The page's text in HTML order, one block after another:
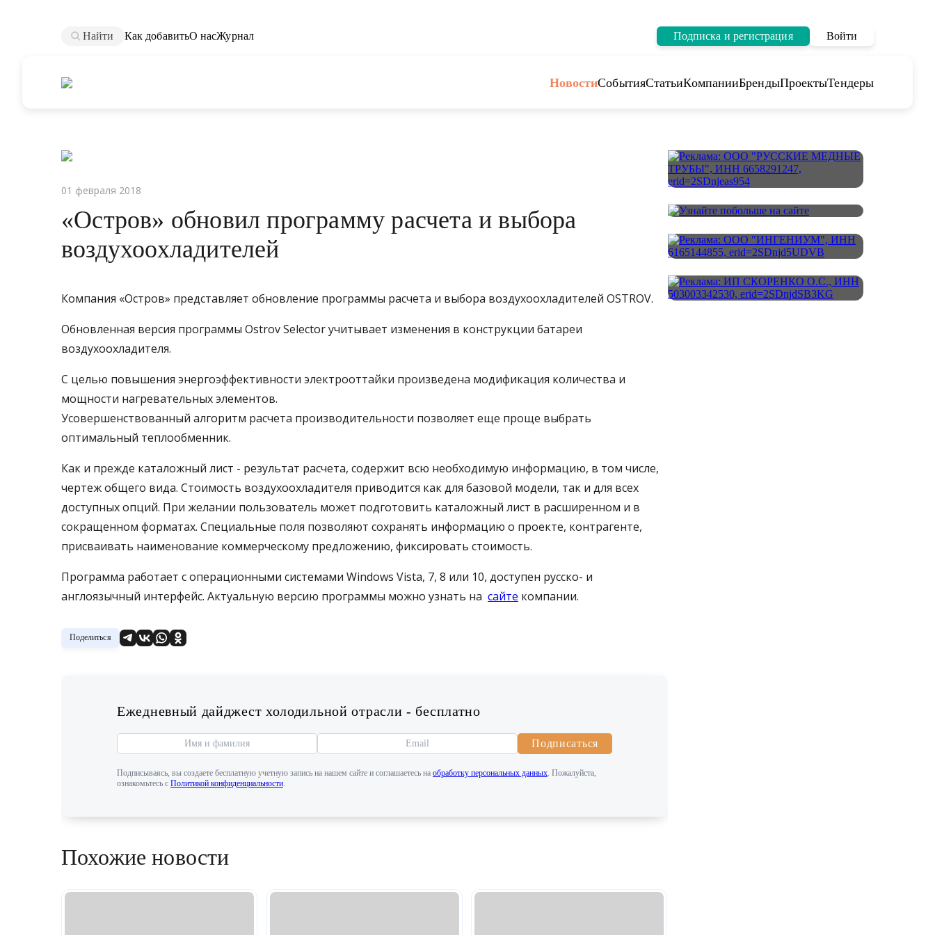
Найти Как добавитьО насЖурнал Подписка и регистрация Войти
НовостиСобытияСтатьиКомпанииБрендыПроектыТендеры
01 февраля 2018
«Остров» обновил программу расчета и выбора
воздухоохладителей
Компания «Остров» представляет обновление программы расчета и выбора воздухоохладителей OSTROV.
Обновленная версия программы Ostrov Selector учитывает изменения в конструкции батареи
воздухоохладителя.
С целью повышения энергоэффективности электрооттайки произведена модификация количества и
мощности нагревательных элементов.
Усовершенствованный алгоритм расчета производительности позволяет еще проще выбрать
оптимальный теплообменник.
Как и прежде каталожный лист - результат расчета, содержит всю необходимую информацию, в том числе,
чертеж общего вида. Стоимость воздухоохладителя приводится как для базовой модели, так и для всех
доступных опций. При желании пользователь может подготовить каталожный лист в расширенном и в
сокращенном форматах. Специальные поля позволяют сохранять информацию о проекте, контрагенте,
присваивать наименование коммерческому предложению, фиксировать стоимость.
Программа работает с операционными системами Windows Vista, 7, 8 или 10, доступен русско- и
англоязычный интерфейс. Актуальную версию программы можно узнать на сайте компании.
Поделиться
Ежедневный дайджест холодильной отрасли - бесплатно
Подписаться
Подписываясь, вы создаете бесплатную учетную запись на нашем сайте и соглашаетесь на обработку персональных данных. Пожалуйста,
ознакомьтесь с Политикой конфиденциальности.
Похожие новости